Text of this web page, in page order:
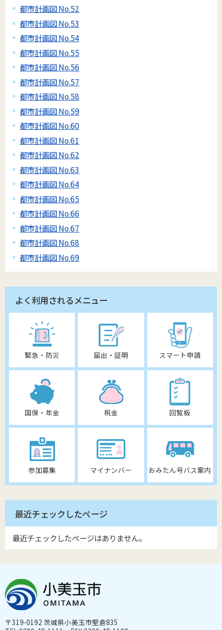
都市計画図 No.52
都市計画図 No.53
都市計画図 No.54
都市計画図 No.55
都市計画図 No.56
都市計画図 No.57
都市計画図 No.58
都市計画図 No.59
都市計画図 No.60
都市計画図 No.61
都市計画図 No.62
都市計画図 No.63
都市計画図 No.64
都市計画図 No.65
都市計画図 No.66
都市計画図 No.67
都市計画図 No.68
都市計画図 No.69
よく利用されるメニュー
緊急・防災 届出・証明 スマート申請
国保・年金 税金 回覧板
参加募集 マイナンバー おみたん号バス案内
最近チェックしたページ
最近チェックしたページはありません。
〒319-0192 茨城県小美玉市堅倉835